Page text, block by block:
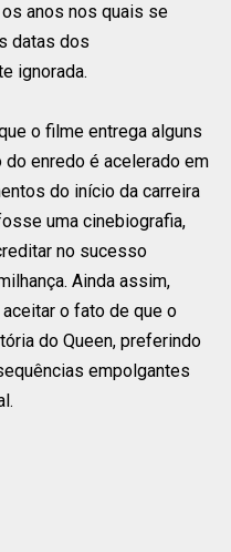
anos nos quais se
datas dos
ignorada.
o filme entrega alguns
enredo é acelerado em
do início da carreira
uma cinebiografia,
no sucesso
Ainda assim,
o fato de que o
do Queen, preferindo
empolgantes